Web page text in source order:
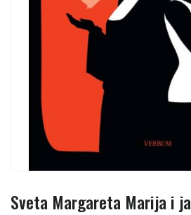
Sveta Margareta Marija i ja